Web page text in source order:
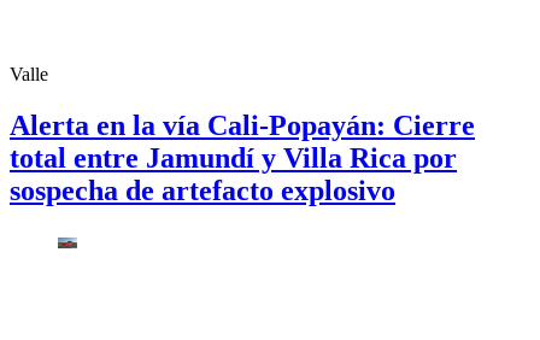
Valle
Alerta en la vía Cali-Popayán: Cierre
total entre Jamundí y Villa Rica por
sospecha de artefacto explosivo